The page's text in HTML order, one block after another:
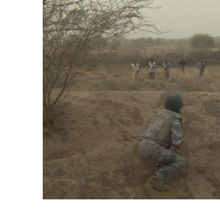
في صنعاء
المركزي
يوقف
التعامل
مع
منشأتي
صرافةمنذ أسبوع واحد
صنعاء.. البنك المركزي يوقف
منشأتي صرافة